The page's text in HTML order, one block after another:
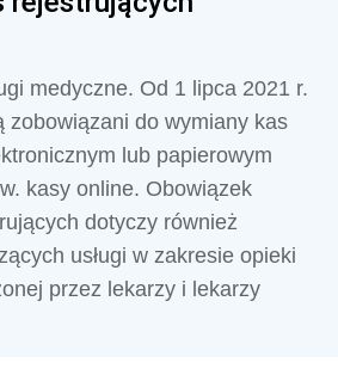
medyczne. Od 1 lipca 2021 r.
zobowiązani do wymiany kas
lub papierowym
kasy online. Obowiązek
dotyczy również
usługi w zakresie opieki
przez lekarzy i lekarzy